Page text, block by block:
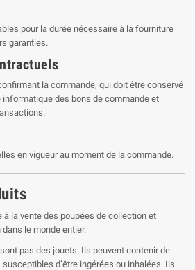
pour la durée nécessaire à la fourniture
garanties.
la commande, qui doit être conservé
informatique des bons de commande et
en vigueur au moment de la commande.
à la vente des poupées de collection et
le monde entier.
pas des jouets. Ils peuvent contenir de
d’être ingérées ou inhalées. Ils